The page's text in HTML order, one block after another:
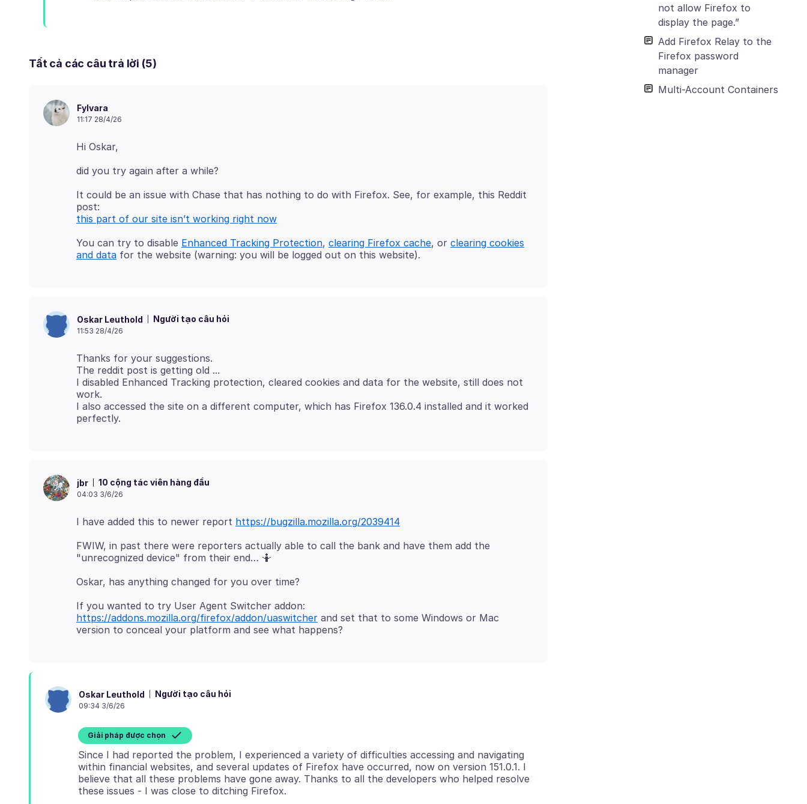
not allow Firefox to
display the page.”
Add Firefox Relay to the
Firefox password
manager
Multi-Account Containers
Tất cả các câu trả lời (5)
Fylvara
11:17 28/4/26
It could be an issue with Chase that has nothing to do with Firefox. See, for example, this Reddit
this part of our site isn’t working right now
You can try to disable Enhanced Tracking Protection, clearing Firefox cache, or clearing cookies
and data
Oskar Leuthold Người tạo câu hỏi
11:53 28/4/26
Thanks for your suggestions.
The reddit post is getting old ...
I disabled Enhanced Tracking protection, cleared cookies and data for the website, still does not
work.
I also accessed the site on a different computer, which has Firefox 136.0.4 installed and it worked
jbr 10 cộng tác viên hàng đầu
04:03 3/6/26
I have added this to newer report https://bugzilla.mozilla.org/2039414
FWIW, in past there were reporters actually able to call the bank and have them add the
If you wanted to try User Agent Switcher addon:
https://addons.mozilla.org/firefox/addon/uaswitcher and set that to some Windows or Mac
Oskar Leuthold Người tạo câu hỏi
09:34 3/6/26
Giải pháp được chọn
Since I had reported the problem, I experienced a variety of difficulties accessing and navigating
within financial websites, and several updates of Firefox have occurred, now on version 151.0.1. I
believe that all these problems have gone away. Thanks to all the developers who helped resolve